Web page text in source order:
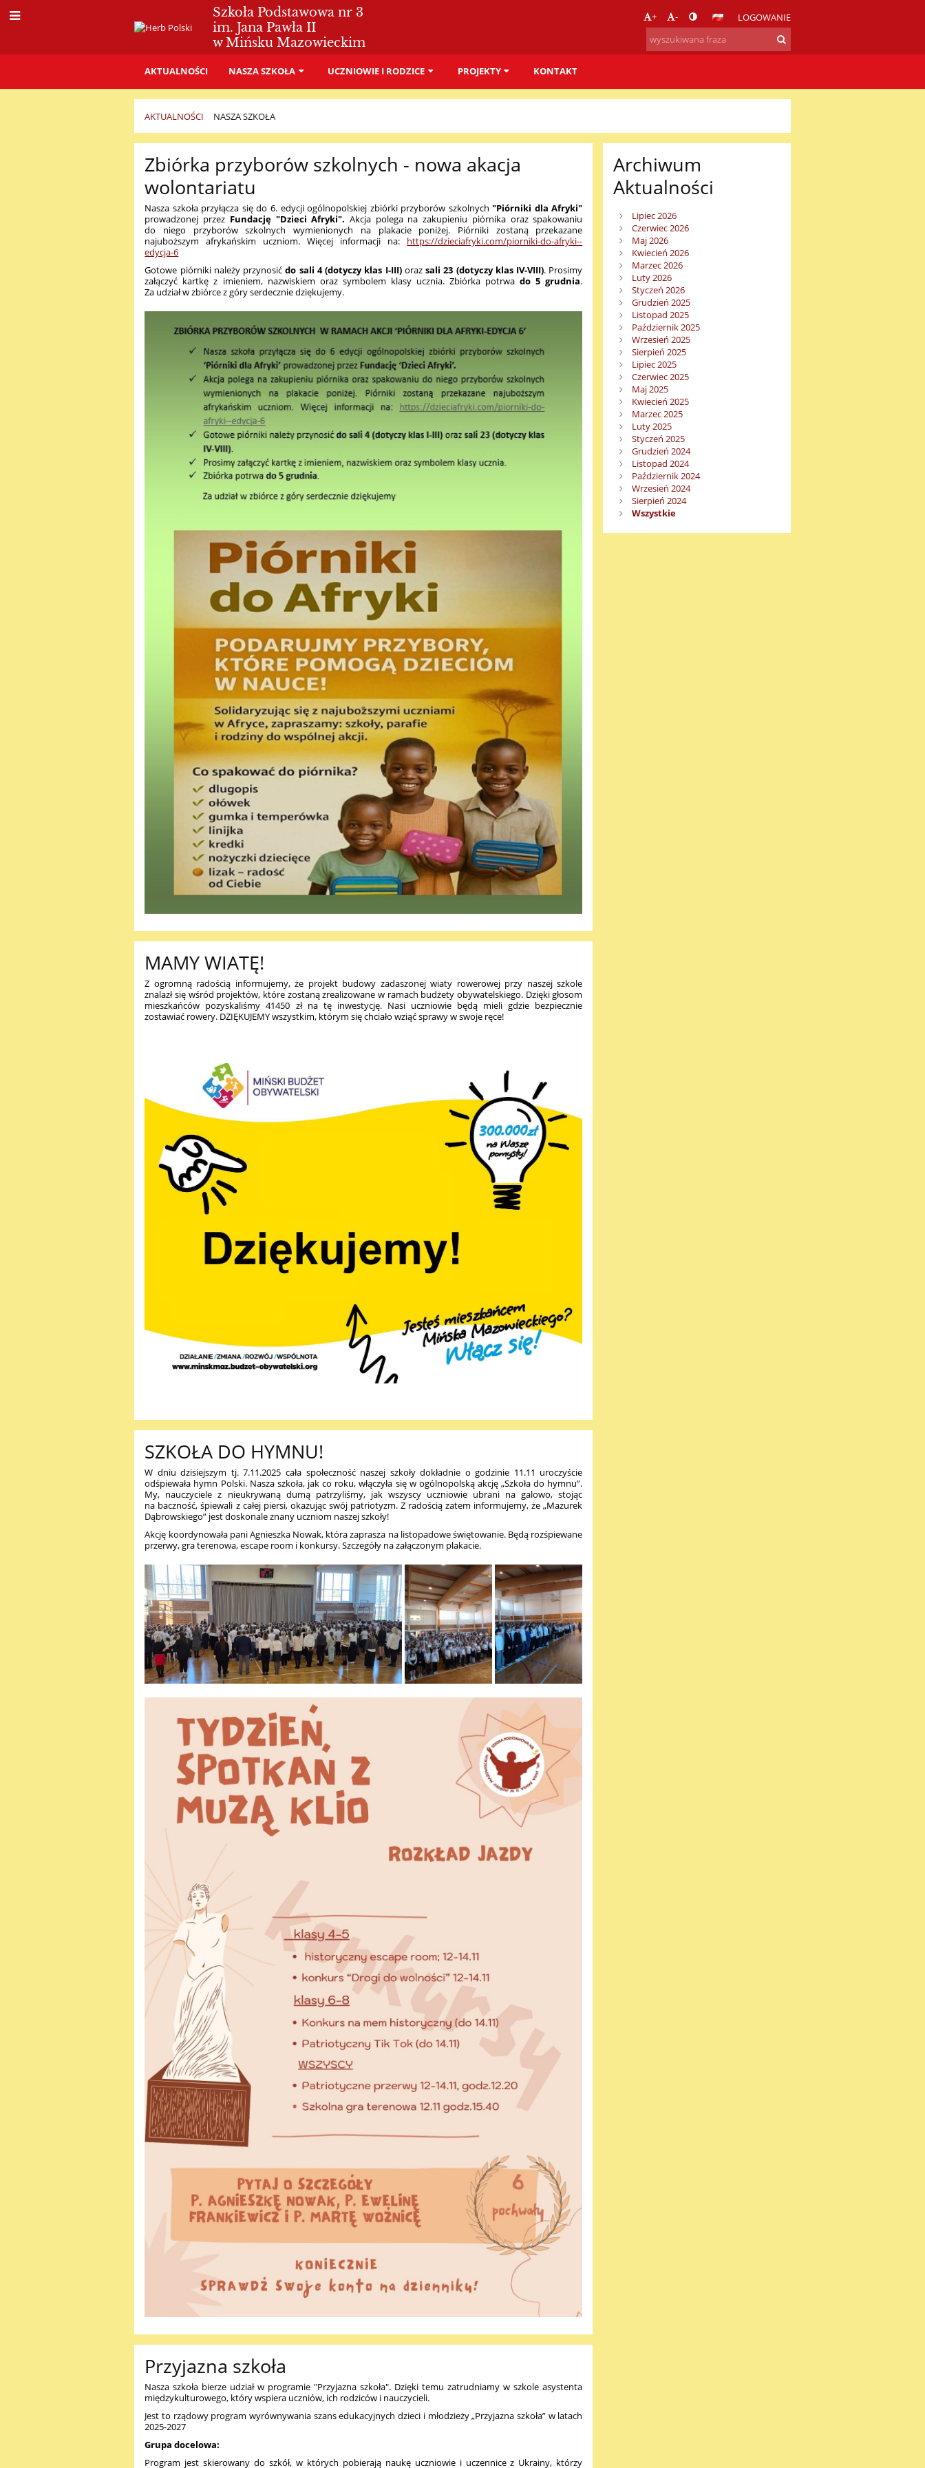
Szkoła Podstawowa nr 3
im. Jana Pawła II
w Mińsku Mazowieckim
+ - LOGOWANIE
AKTUALNOŚCI NASZA SZKOŁA UCZNIOWIE I RODZICE PROJEKTY KONTAKT
AKTUALNOŚCI NASZA SZKOŁA
Nasza
szkoła
Zbiórka przyborów szkolnych - nowa akacja
wolontariatu
Nasza szkoła przyłącza się do 6. edycji ogólnopolskiej zbiórki przyborów szkolnych"Piórniki dla Afryki"
prowadzonej przez Fundację "Dzieci Afryki". Akcja polega na zakupieniu piórnika oraz spakowaniu
do niego przyborów szkolnych wymienionych na plakacie poniżej. Piórniki zostaną przekazane
najuboższym afrykańskim uczniom. Więcej informacji na: https://dzieciafryki.com/piorniki-do-afryki--
edycja-6
Gotowe piórniki należy przynosićdo sali 4 (dotyczy klas I-III)orazsali 23 (dotyczy klas IV-VIII). Prosimy
załączyć kartkę z imieniem, nazwiskiem oraz symbolem klasy ucznia. Zbiórka potrwado 5 grudnia.
Za udział w zbiórce z góry serdecznie dziękujemy.
MAMY WIATĘ!
Z ogromną radością informujemy, że projekt budowy zadaszonej wiaty rowerowej przy naszej szkole
znalazł się wśród projektów, które zostaną zrealizowane w ramach budżety obywatelskiego. Dzięki głosom
mieszkańców pozyskaliśmy 41450 zł na tę inwestycję. Nasi uczniowie będą mieli gdzie bezpiecznie
zostawiać rowery. DZIĘKUJEMY wszystkim, którym się chciało wziąć sprawy w swoje ręce!
SZKOŁA DO HYMNU!
W dniu dzisiejszym tj. 7.11.2025 cała społeczność naszej szkoły dokładnie o godzinie 11.11 uroczyście
odśpiewała hymn Polski. Nasza szkoła, jak co roku, włączyła się w ogólnopolską akcję „Szkoła do hymnu”.
My, nauczyciele z nieukrywaną dumą patrzyliśmy, jak wszyscy uczniowie ubrani na galowo, stojąc
na baczność, śpiewali z całej piersi, okazując swój patriotyzm. Z radością zatem informujemy, że „Mazurek
Dąbrowskiego” jest doskonale znany uczniom naszej szkoły!
Akcję koordynowała pani Agnieszka Nowak, która zaprasza na listopadowe świętowanie. Będą rozśpiewane
przerwy, gra terenowa, escape room i konkursy. Szczegóły na załączonym plakacie.
Przyjazna szkoła
Nasza szkoła bierze udział w programie "Przyjazna szkoła". Dzięki temu zatrudniamy w szkole asystenta
międzykulturowego, który wspiera uczniów, ich rodziców i nauczycieli.
Jest to rządowy program wyrównywania szans edukacyjnych dzieci i młodzieży „Przyjazna szkoła” w latach
2025-2027
Grupa docelowa:
Program jest skierowany do szkół, w których pobierają naukę uczniowie i uczennice z Ukrainy, którzy
Archiwum
Aktualności
Lipiec 2026
Czerwiec 2026
Maj 2026
Kwiecień 2026
Marzec 2026
Luty 2026
Styczeń 2026
Grudzień 2025
Listopad 2025
Październik 2025
Wrzesień 2025
Sierpień 2025
Lipiec 2025
Czerwiec 2025
Maj 2025
Kwiecień 2025
Marzec 2025
Luty 2025
Styczeń 2025
Grudzień 2024
Listopad 2024
Październik 2024
Wrzesień 2024
Sierpień 2024
Wszystkie